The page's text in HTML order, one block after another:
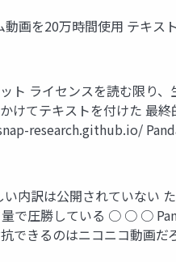
画を20万時間使用 テキス
ライセンスを読む限り、
けてテキストを付けた 最
research.github.io/
内訳は公開されていない
で圧勝している ○ ○ ○
できるのはニコニコ動画だ